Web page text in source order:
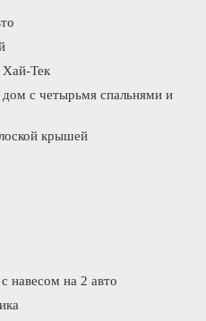
Тек
с четырьмя спальнями и
крышей
навесом на 2 авто